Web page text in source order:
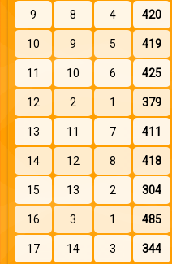
9
8 4 420
10
9 5 419
11
10 6 425
12
2 1 379
13
11 7 411
14
12 8 418
15
13 2 304
16
3 1 485
17
14 3 344